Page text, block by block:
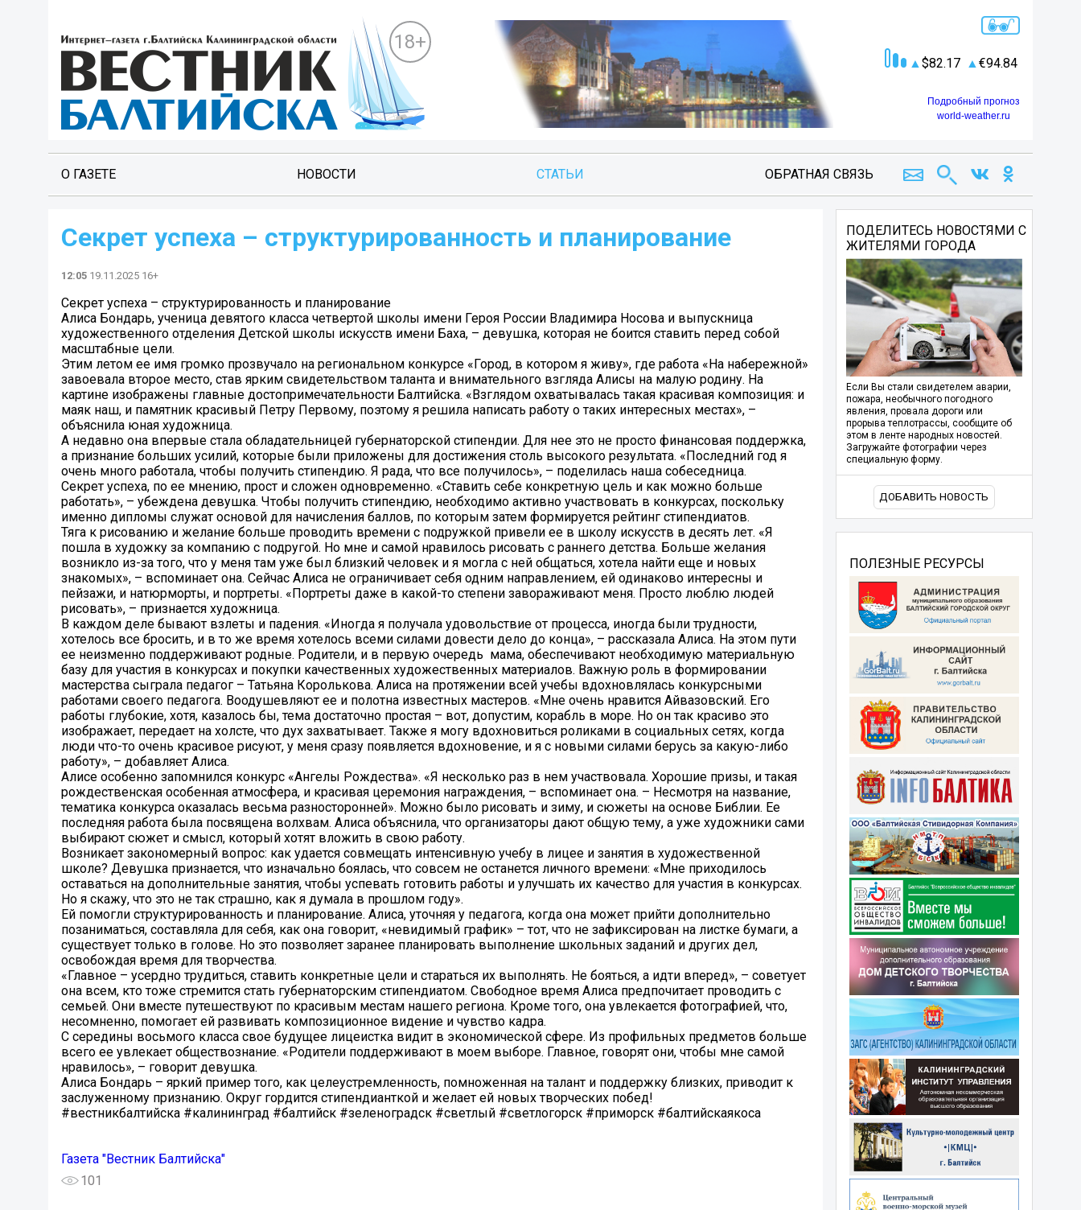
18+
82.17 94.84
Подробный прогноз
world-weather.ru
О ГАЗЕТЕ НОВОСТИ СТАТЬИ ОБРАТНАЯ СВЯЗЬ
Секрет успеха – структурированность и планирование
12:05 19.11.2025 16+
Секрет успеха – структурированность и планирование
Алиса Бондарь, ученица девятого класса четвертой школы имени Героя России Владимира Носова и выпускница
художественного отделения Детской школы искусств имени Баха, – девушка, которая не боится ставить перед собой
масштабные цели.
Этим летом ее имя громко прозвучало на региональном конкурсе «Город, в котором я живу», где работа «На набережной»
завоевала второе место, став ярким свидетельством таланта и внимательного взгляда Алисы на малую родину. На
картине изображены главные достопримечательности Балтийска. «Взглядом охватывалась такая красивая композиция: и
маяк наш, и памятник красивый Петру Первому, поэтому я решила написать работу о таких интересных местах», –
объяснила юная художница.
А недавно она впервые стала обладательницей губернаторской стипендии. Для нее это не просто финансовая поддержка,
а признание больших усилий, которые были приложены для достижения столь высокого результата. «Последний год я
очень много работала, чтобы получить стипендию. Я рада, что все получилось», – поделилась наша собеседница.
Секрет успеха, по ее мнению, прост и сложен одновременно. «Ставить себе конкретную цель и как можно больше
работать», – убеждена девушка. Чтобы получить стипендию, необходимо активно участвовать в конкурсах, поскольку
именно дипломы служат основой для начисления баллов, по которым затем формируется рейтинг стипендиатов.
Тяга к рисованию и желание больше проводить времени с подружкой привели ее в школу искусств в десять лет. «Я
пошла в художку за компанию с подругой. Но мне и самой нравилось рисовать с раннего детства. Больше желания
возникло из-за того, что у меня там уже был близкий человек и я могла с ней общаться, хотела найти еще и новых
знакомых», – вспоминает она. Сейчас Алиса не ограничивает себя одним направлением, ей одинаково интересны и
пейзажи, и натюрморты, и портреты. «Портреты даже в какой-то степени завораживают меня. Просто люблю людей
рисовать», – признается художница.
В каждом деле бывают взлеты и падения. «Иногда я получала удовольствие от процесса, иногда были трудности,
хотелось все бросить, и в то же время хотелось всеми силами довести дело до конца», – рассказала Алиса. На этом пути
ее неизменно поддерживают родные. Родители, и в первую очередь мама, обеспечивают необходимую материальную
базу для участия в конкурсах и покупки качественных художественных материалов. Важную роль в формировании
мастерства сыграла педагог – Татьяна Королькова. Алиса на протяжении всей учебы вдохновлялась конкурсными
работами своего педагога. Воодушевляют ее и полотна известных мастеров. «Мне очень нравится Айвазовский. Его
работы глубокие, хотя, казалось бы, тема достаточно простая – вот, допустим, корабль в море. Но он так красиво это
изображает, передает на холсте, что дух захватывает. Также я могу вдохновиться роликами в социальных сетях, когда
люди что-то очень красивое рисуют, у меня сразу появляется вдохновение, и я с новыми силами берусь за какую-либо
работу», – добавляет Алиса.
Алисе особенно запомнился конкурс «Ангелы Рождества». «Я несколько раз в нем участвовала. Хорошие призы, и такая
рождественская особенная атмосфера, и красивая церемония награждения, – вспоминает она. – Несмотря на название,
тематика конкурса оказалась весьма разносторонней». Можно было рисовать и зиму, и сюжеты на основе Библии. Ее
последняя работа была посвящена волхвам. Алиса объяснила, что организаторы дают общую тему, а уже художники сами
выбирают сюжет и смысл, который хотят вложить в свою работу.
Возникает закономерный вопрос: как удается совмещать интенсивную учебу в лицее и занятия в художественной
школе? Девушка признается, что изначально боялась, что совсем не останется личного времени: «Мне приходилось
оставаться на дополнительные занятия, чтобы успевать готовить работы и улучшать их качество для участия в конкурсах.
Но я скажу, что это не так страшно, как я думала в прошлом году».
Ей помогли структурированность и планирование. Алиса, уточняя у педагога, когда она может прийти дополнительно
позаниматься, составляла для себя, как она говорит, «невидимый график» – тот, что не зафиксирован на листке бумаги, а
существует только в голове. Но это позволяет заранее планировать выполнение школьных заданий и других дел,
освобождая время для творчества.
«Главное – усердно трудиться, ставить конкретные цели и стараться их выполнять. Не бояться, а идти вперед», – советует
она всем, кто тоже стремится стать губернаторским стипендиатом. Свободное время Алиса предпочитает проводить с
семьей. Они вместе путешествуют по красивым местам нашего региона. Кроме того, она увлекается фотографией, что,
несомненно, помогает ей развивать композиционное видение и чувство кадра.
С середины восьмого класса свое будущее лицеистка видит в экономической сфере. Из профильных предметов больше
всего ее увлекает обществознание. «Родители поддерживают в моем выборе. Главное, говорят они, чтобы мне самой
нравилось», – говорит девушка.
Алиса Бондарь – яркий пример того, как целеустремленность, помноженная на талант и поддержку близких, приводит к
заслуженному признанию. Округ гордится стипендианткой и желает ей новых творческих побед!
#вестникбалтийска #калининград #балтийск #зеленоградск #светлый #светлогорск #приморск #балтийскаякоса
Газета "Вестник Балтийска"
101
ПОДЕЛИТЕСЬ НОВОСТЯМИ С
ЖИТЕЛЯМИ ГОРОДА
Если Вы стали свидетелем аварии,
пожара, необычного погодного
явления, провала дороги или
прорыва теплотрассы, сообщите об
этом в ленте народных новостей.
Загружайте фотографии через
специальную форму.
ДОБАВИТЬ НОВОСТЬ
ПОЛЕЗНЫЕ РЕСУРСЫ